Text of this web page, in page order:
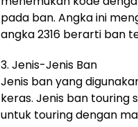
pada ban. Angka ini
angka 2316 berarti ban
3. Jenis-Jenis Ban
Jenis ban yang
keras. Jenis ban touring
untuk touring dengan